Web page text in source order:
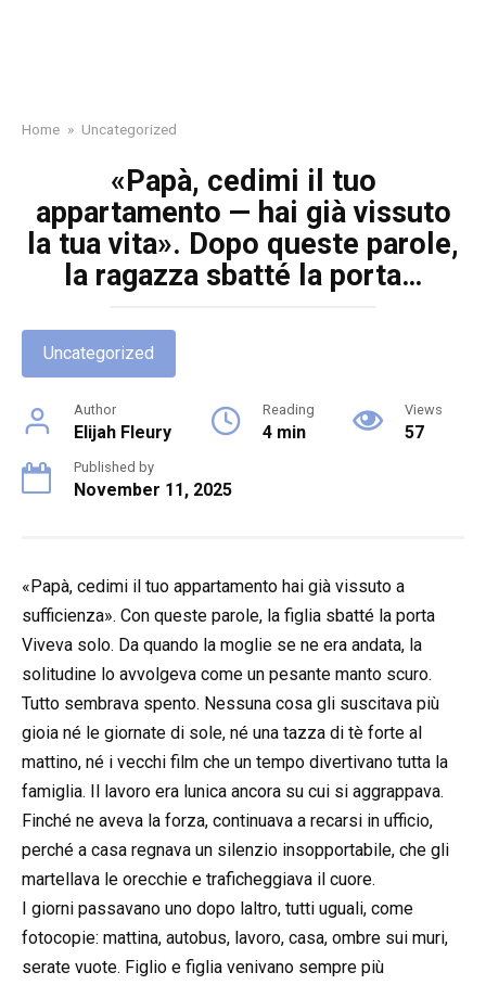
Home » Uncategorized
«Papà, cedimi il tuo
appartamento — hai già vissuto
la tua vita». Dopo queste parole,
la ragazza sbatté la porta…
Uncategorized
Author
Elijah Fleury
Reading
4 min
Views
57
Published by
November 11, 2025
«Papà, cedimi il tuo appartamento hai già vissuto a
sufficienza». Con queste parole, la figlia sbatté la porta
Viveva solo. Da quando la moglie se ne era andata, la
solitudine lo avvolgeva come un pesante manto scuro.
Tutto sembrava spento. Nessuna cosa gli suscitava più
gioia né le giornate di sole, né una tazza di tè forte al
mattino, né i vecchi film che un tempo divertivano tutta la
famiglia. Il lavoro era lunica ancora su cui si aggrappava.
Finché ne aveva la forza, continuava a recarsi in ufficio,
perché a casa regnava un silenzio insopportabile, che gli
martellava le orecchie e traficheggiava il cuore.
I giorni passavano uno dopo laltro, tutti uguali, come
fotocopie: mattina, autobus, lavoro, casa, ombre sui muri,
serate vuote. Figlio e figlia venivano sempre più